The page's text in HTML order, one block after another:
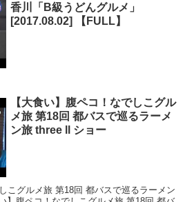
香川「B級うどんグルメ」
[2017.08.02] 【FULL】
【大食い】腹ペコ！なでしこグル
メ旅 第18回 都バスで巡るラーメ
ン旅 three ll ショー
こグルメ旅 第18回 都バスで巡るラーメン